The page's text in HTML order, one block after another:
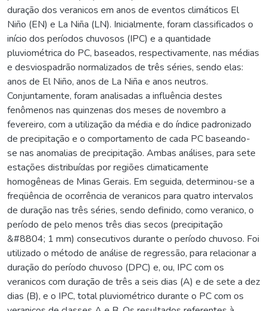
duração dos veranicos em anos de eventos climáticos El
Niño (EN) e La Niña (LN). Inicialmente, foram classificados o
início dos períodos chuvosos (IPC) e a quantidade
pluviométrica do PC, baseados, respectivamente, nas médias
e desviospadrão normalizados de três séries, sendo elas:
anos de El Niño, anos de La Niña e anos neutros.
Conjuntamente, foram analisadas a influência destes
fenômenos nas quinzenas dos meses de novembro a
fevereiro, com a utilização da média e do índice padronizado
de precipitação e o comportamento de cada PC baseando-
se nas anomalias de precipitação. Ambas análises, para sete
estações distribuídas por regiões climaticamente
homogêneas de Minas Gerais. Em seguida, determinou-se a
freqüência de ocorrência de veranicos para quatro intervalos
de duração nas três séries, sendo definido, como veranico, o
período de pelo menos três dias secos (precipitação
&#8804; 1 mm) consecutivos durante o período chuvoso. Foi
utilizado o método de análise de regressão, para relacionar a
duração do período chuvoso (DPC) e, ou, IPC com os
veranicos com duração de três a seis dias (A) e de sete a dez
dias (B), e o IPC, total pluviométrico durante o PC com os